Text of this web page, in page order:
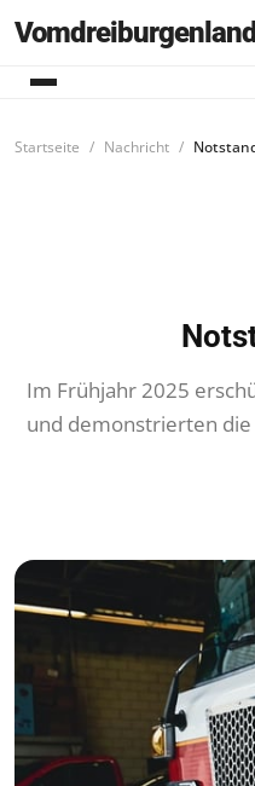
Vomdreiburgenland
Startseite Nachricht
Im Frühjahr 2025
und demonstrierten